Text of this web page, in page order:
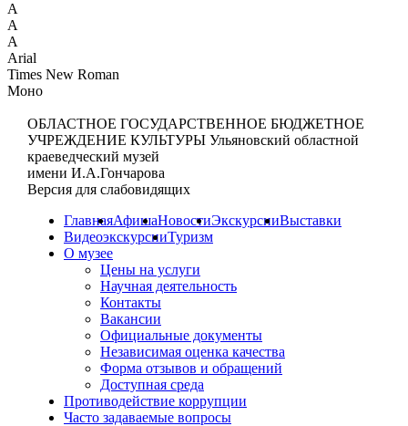
А
А
А
Arial
Times New Roman
Моно
ОБЛАСТНОЕ ГОСУДАРСТВЕННОЕ БЮДЖЕТНОЕ
УЧРЕЖДЕНИЕ КУЛЬТУРЫ Ульяновский областной
краеведческий музей
имени И.А.Гончарова
Версия для слабовидящих
ГлавнаяАфишаНовостиЭкскурсииВыставки
ВидеоэкскурсииТуризм
О музее
Цены на услуги
Научная деятельность
Контакты
Вакансии
Официальные документы
Независимая оценка качества
Форма отзывов и обращений
Доступная среда
Противодействие коррупции
Часто задаваемые вопросы